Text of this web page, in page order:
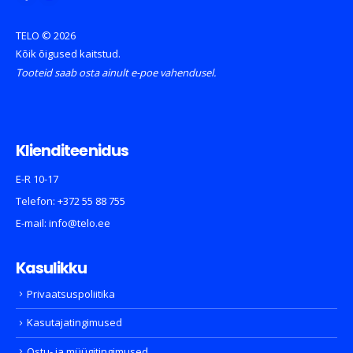
TELO © 2026
Kõik õigused kaitstud.
Tooteid saab osta ainult e-poe vahendusel.
Klienditeenidus
E-R 10-17
Telefon: +372 55 88 755
E-mail: info@telo.ee
Kasulikku
Privaatsuspoliitika
Kasutajatingimused